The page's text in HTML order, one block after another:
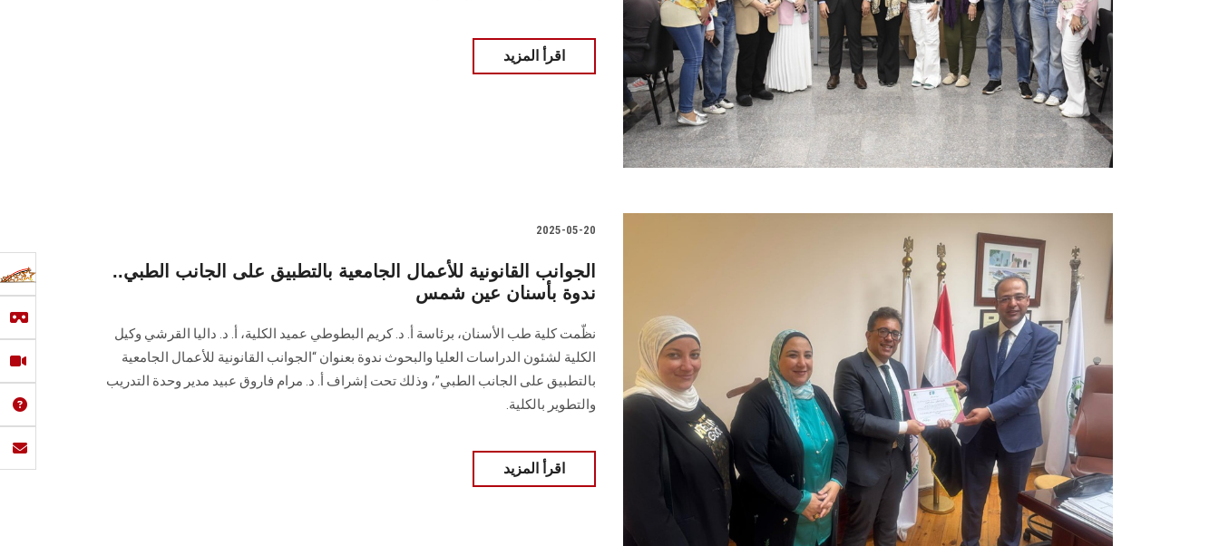
اقرأ المزيد
2025-05-20
الجوانب القانونية للأعمال الجامعية بالتطبيق على الجانب الطبي..
ندوة بأسنان عين شمس
نظّمت كلية طب الأسنان، برئاسة أ. د. كريم البطوطي عميد الكلية، أ. د. داليا القرشي وكيل
الكلية لشئون الدراسات العليا والبحوث ندوة بعنوان “الجوانب القانونية للأعمال الجامعية
بالتطبيق على الجانب الطبي”، وذلك تحت إشراف أ. د. مرام فاروق عبيد مدير وحدة التدريب
والتطوير بالكلية.
اقرأ المزيد